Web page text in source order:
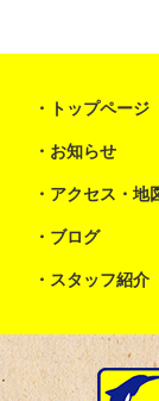
トップページ
お知らせ
アクセス・地
ブログ
スタッフ紹介